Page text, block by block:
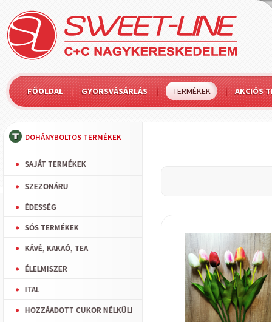
FŐOLDAL GYORSVÁSÁRLÁS TERMÉKEK AKCIÓS
DOHÁNYBOLTOS TERMÉKEK
SAJÁT TERMÉKEK
SZEZONÁRU
ÉDESSÉG
SÓS TERMÉKEK
KÁVÉ, KAKAÓ, TEA
ÉLELMISZER
ITAL
HOZZÁADOTT CUKOR NÉLKÜLI